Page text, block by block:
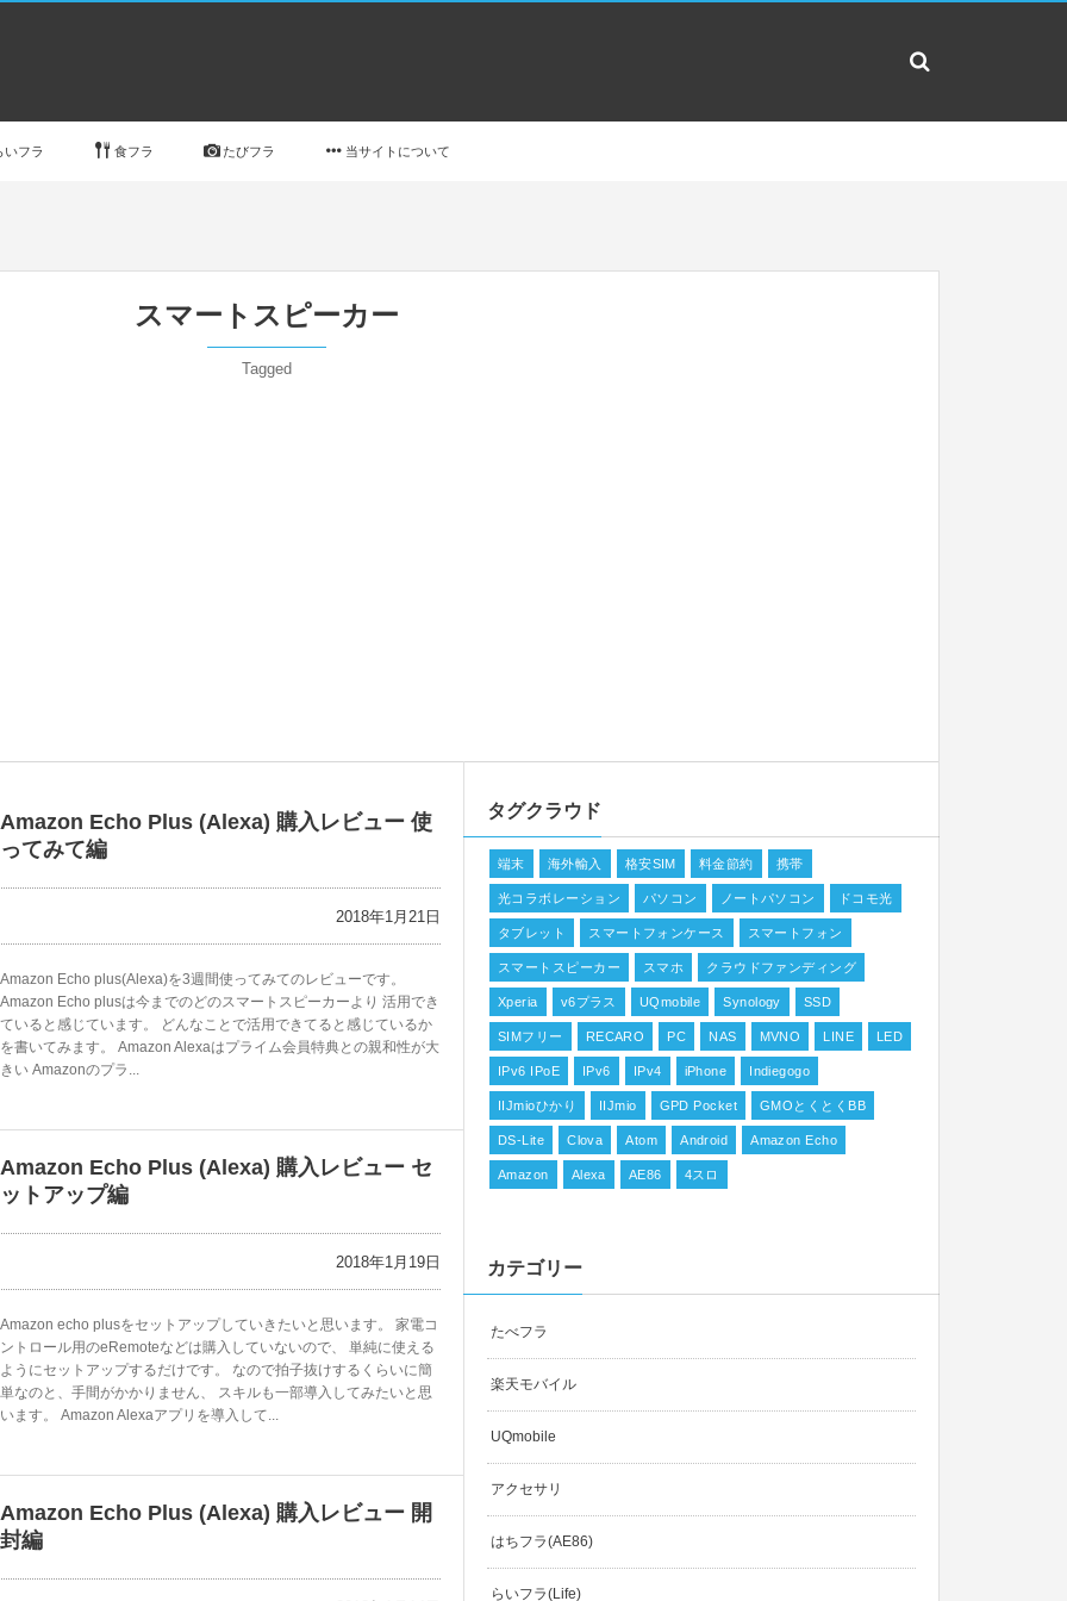
いフラ 食フラ たびフラ 当サイトについて
スマートスピーカー
Tagged
Amazon Echo Plus (Alexa) 購入レビュー 使
ってみて編
2018年1月21日
Amazon Echo plus(Alexa)を3週間使ってみてのレビューです。
Amazon Echo plusは今までのどのスマートスピーカーより 活用でき
ていると感じています。 どんなことで活用できてると感じているか
を書いてみます。 Amazon Alexaはプライム会員特典との親和性が大
きい Amazonのプラ...
Amazon Echo Plus (Alexa) 購入レビュー セ
ットアップ編
2018年1月19日
Amazon echo plusをセットアップしていきたいと思います。 家電コ
ントロール用のeRemoteなどは購入していないので、 単純に使える
ようにセットアップするだけです。 なので拍子抜けするくらいに簡
単なのと、手間がかかりません、 スキルも一部導入してみたいと思
います。 Amazon Alexaアプリを導入して...
Amazon Echo Plus (Alexa) 購入レビュー 開
封編
タグクラウド
端末 海外輸入 格安SIM 料金節約 携帯
光コラボレーション パソコン ノートパソコン ドコモ光
タブレット スマートフォンケース スマートフォン
スマートスピーカー スマホ クラウドファンディング
Xperia v6プラス UQmobile Synology SSD
SIMフリー RECARO PC NAS MVNO LINE LED
IPv6 IPoE IPv6 IPv4 iPhone Indiegogo
IIJmioひかり IIJmio GPD Pocket GMOとくとくBB
DS-Lite Clova Atom Android Amazon Echo
Amazon Alexa AE86 4スロ
カテゴリー
たべフラ
楽天モバイル
UQmobile
アクセサリ
はちフラ(AE86)
らいフラ(Life)